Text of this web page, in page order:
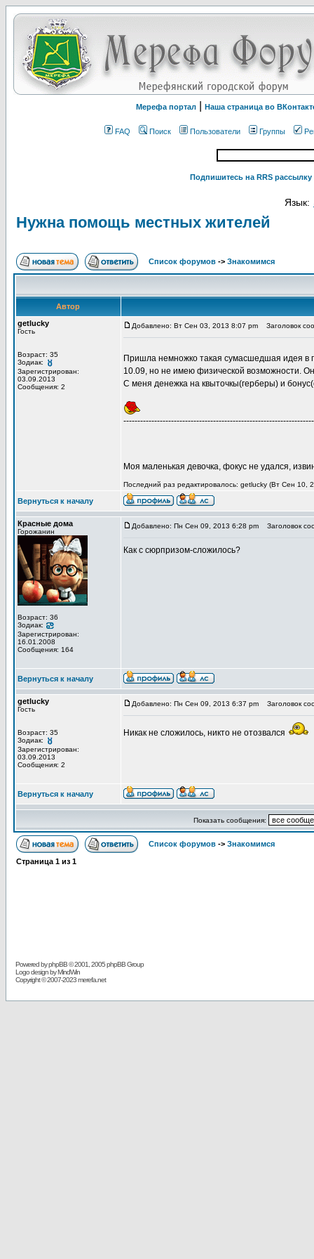
Мерефа портал Наша страница во
FAQ Поиск Пользователи Группы
Подпишитесь на RRS
Язык:
Нужна помощь местных жителей
Список форумов -> Знакомимся
Автор
getlucky
Гость
Возраст: 35
Зодиак:
Зарегистрирован:
03.09.2013
Сообщения: 2
Добавлено: Вт Сен 03, 2013 8:07 pm Заголовок
Пришла немножко такая сумасшедшая идея в
10.09, но не имею физической возможности.
С меня денежка на квыточкы(герберы) и
Моя маленькая девочка, фокус не удался,
Последний раз редактировалось: getlucky (Вт Сен 10,
Вернуться к началу
Красные дома
Горожанин
Возраст: 36
Зодиак:
Зарегистрирован:
16.01.2008
Сообщения: 164
Добавлено: Пн Сен 09, 2013 6:28 pm Заголовок
Как с сюрпризом-сложилось?
Вернуться к началу
getlucky
Гость
Возраст: 35
Зодиак:
Зарегистрирован:
03.09.2013
Сообщения: 2
Добавлено: Пн Сен 09, 2013 6:37 pm Заголовок
Никак не сложилось, никто не отозвался
Вернуться к началу
Показать сообщения:
Список форумов -> Знакомимся
Страница 1 из 1
Powered byphpBB© 2001, 2005 phpBB Group
Logo design by MindWin
Copyright © 2007-2023 merefa.net